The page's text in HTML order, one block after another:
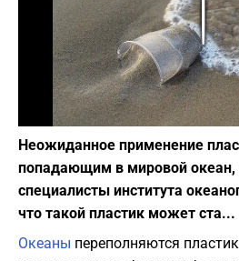
Play
Неожиданное применение
попадающим в мировой океан,
специалисты института
что такой пластик может ста...
Океаны переполняются